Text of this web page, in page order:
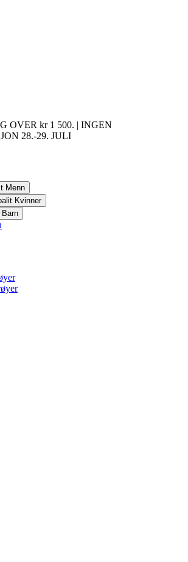
OVER kr 1 500. | INGEN
28.-29. JULI
Menn
Kvinner
Barn